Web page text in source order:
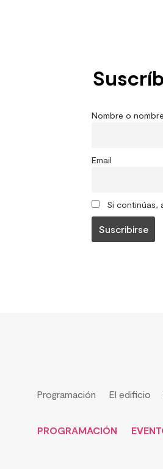
Nombre o
Email
Si continúas,
Programación El edificio
PROGRAMACIÓN